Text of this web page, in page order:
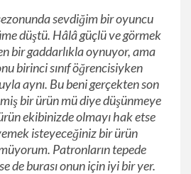
sevdiğim bir oyuncu
düştü. Hâlâ güçlü ve görmek
bir gaddarlıkla oynuyor, ama
birinci sınıf öğrencisiyken
aynı. Bu beni gerçekten son
bir ürün mü diye düşünmeye
ekibinizde olmayı hak etse
isteyeceğiniz bir ürün
Patronların tepede
de burası onun için iyi bir yer.